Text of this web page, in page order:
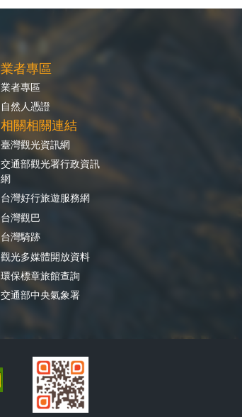
業者專區
業者專區
自然人憑證
相關相關連結
臺灣觀光資訊網
交通部觀光署行政資訊
網
台灣好行旅遊服務網
台灣觀巴
台灣騎跡
觀光多媒體開放資料
環保標章旅館查詢
交通部中央氣象署